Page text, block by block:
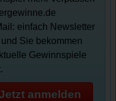
einfach Newsletter
Sie bekommen
Gewinnspiele
Jetzt anmelden